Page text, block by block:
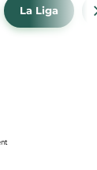
La Liga